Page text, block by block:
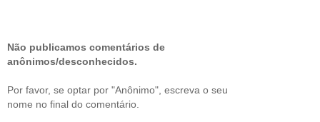
Não publicamos comentários de
anônimos/desconhecidos.
Por favor, se optar por "Anônimo", escreva o seu
nome no final do comentário.